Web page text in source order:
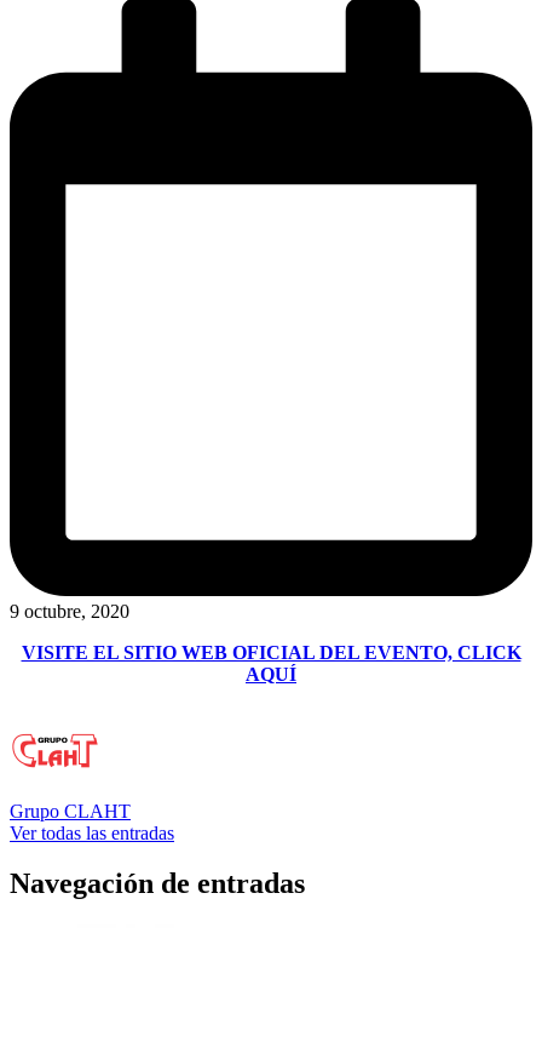
9 octubre, 2020
VISITE EL SITIO WEB OFICIAL DEL EVENTO, CLICK
AQUÍ
Grupo CLAHT
Ver todas las entradas
Navegación de entradas